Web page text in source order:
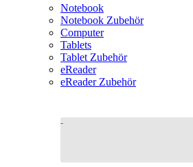
Notebook
Notebook Zubehör
Computer
Tablets
Tablet Zubehör
eReader
eReader Zubehör